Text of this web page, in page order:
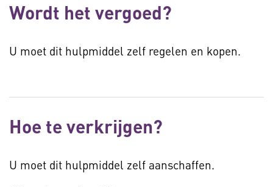
Wordt het vergoed?
U moet dit hulpmiddel zelf regelen en kopen.
Hoe te verkrijgen?
U moet dit hulpmiddel zelf aanschaffen.